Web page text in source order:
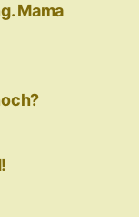
Mama